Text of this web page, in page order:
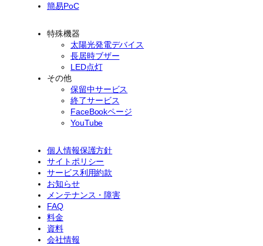
簡易PoC
特殊機器
太陽光発電デバイス
長居時ブザー
LED点灯
その他
保留中サービス
終了サービス
FaceBookページ
YouTube
個人情報保護方針
サイトポリシー
サービス利用約款
お知らせ
メンテナンス・障害
FAQ
料金
資料
会社情報